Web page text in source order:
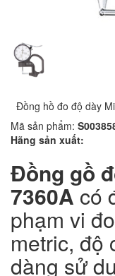
Đồng hồ đo độ dày
Mã sản phẩm:
Hãng sản xuất:
Đồng gồ
7360Acó
phạm vi
metric, độ
dàng sử